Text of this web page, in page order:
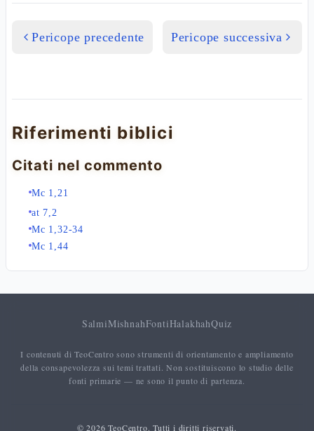
Pericope precedente Pericope successiva
Riferimenti biblici
Citati nel commento
Mc 1,21
at 7,2
Mc 1,32-34
Mc 1,44
SalmiMishnahFontiHalakhahQuiz
I contenuti di TeoCentro sono strumenti di orientamento e ampliamento
della consapevolezza sui temi trattati. Non sostituiscono lo studio delle
fonti primarie — ne sono il punto di partenza.
© 2026 TeoCentro. Tutti i diritti riservati.